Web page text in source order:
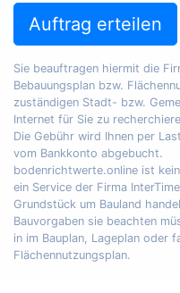
Auftrag erteilen
Sie beauftragen hiermit die
Bebauungsplan bzw.
zuständigen Stadt- bzw.
Internet für Sie zu
Die Gebühr wird Ihnen per
vom Bankkonto abgebucht.
bodenrichtwerte.online ist
ein Service der Firma
Grundstück um Bauland
Bauvorgaben sie beachten
in im Bauplan, Lageplan oder
Flächennutzungsplan.